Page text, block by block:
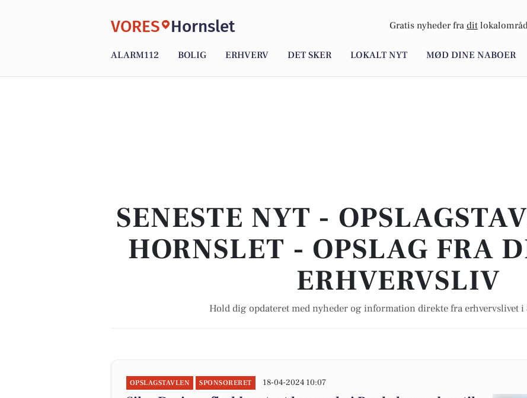
VORES Hornslet Gratis nyheder fra dit
ALARM112 BOLIG ERHVERV DET SKER LOKALT NYT MØD DINE NABOER
SENESTE NYT -
HORNSLET - OPSLAG FRA
ERHVERVSLIV
Hold dig opdateret med nyheder og information direkte fra erhvervslivet
OPSLAGSTAVLEN SPONSORERET 18-04-2024 10:07